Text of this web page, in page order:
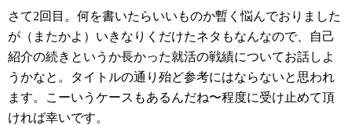
さて2回目。何を書いたらいいものか暫く悩んでおりました
が（またかよ）いきなりくだけたネタもなんなので、自己
紹介の続きというか長かった就活の戦績についてお話しよ
うかなと。タイトルの通り殆ど参考にはならないと思われ
ます。こーいうケースもあるんだね〜程度に受け止めて頂
ければ幸いです。